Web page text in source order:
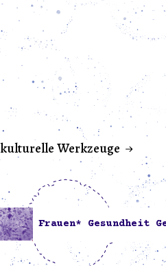
kulturelle Werkzeuge
Frauen* Gesundheit